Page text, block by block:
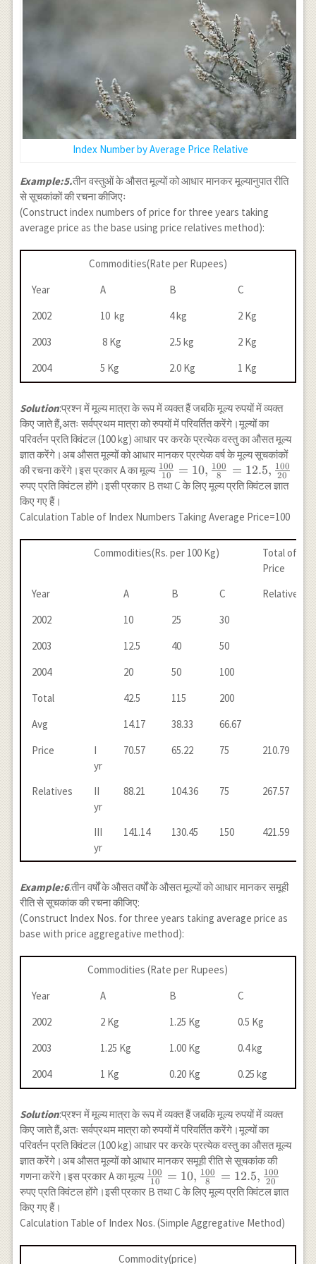
Index Number by Average Price Relative
Example:5.तीन वस्तुओं के औसत मूल्यों को आधार मानकर मूल्यानुपात रीति
से सूचकांकों की रचना कीजिएः
(Construct index numbers of price for three years taking
average price as the base using price relatives method):
Commodities(Rate per Rupees)
Year
A B
C
2002
10 kg 4 kg
2 Kg
2003
8 Kg 2.5 kg
2 Kg
2004
5 Kg 2.0 Kg 1 Kg
Solution:प्रश्न में मूल्य मात्रा के रूप में व्यक्त हैं जबकि मूल्य रुपयों में व्यक्त
किए जाते हैं,अतः सर्वप्रथम मात्रा को रुपयों में परिवर्तित करेंगे।मूल्यों का
परिवर्तन प्रति क्विंटल (100 kg) आधार पर करके प्रत्येक वस्तु का औसत मूल्य
ज्ञात करेंगे।अब औसत मूल्यों को आधार मानकर प्रत्येक वर्ष के मूल्य सूचकांकों
की रचना करेंगे।इस प्रकार A का मूल्य \frac{100}{10}
=10,\frac{100}
{20}
10
100 = 10, 8
100 = 12.5, 20
100
रुपए प्रति क्विंटल होंगे।इसी प्रकार B तथा C के लिए मूल्य प्रति क्विंटल ज्ञात
किए गए हैं।
Calculation Table of Index Numbers Taking Average Price=100
Commodities(Rs. per 100 Kg)
Total of
Price
Year
A B C
Relatives
2002
10 25
30
2003
12.5 40
50
2004
20 50
100
Total
42.5 115
200
Avg
14.17 38.33
66.67
Price
I
yr
70.57 65.22 75 210.79
Relatives
II
yr
88.21 104.36 75 267.57
III
yr
141.14 130.45 150 421.59
Example:6.तीन वर्षों के औसत वर्षों के औसत मूल्यों को आधार मानकर समूही
रीति से सूचकांक की रचना कीजिए:
(Construct Index Nos. for three years taking average price as
base with price aggregative method):
Commodities (Rate per Rupees)
Year
A B
C
2002
2 Kg 1.25 Kg
0.5 Kg
2003
1.25 Kg 1.00 Kg
0.4 kg
2004
1 Kg 0.20 Kg 0.25 kg
Solution:प्रश्न में मूल्य मात्रा के रूप में व्यक्त हैं जबकि मूल्य रुपयों में व्यक्त
किए जाते हैं,अतः सर्वप्रथम मात्रा को रुपयों में परिवर्तित करेंगे।मूल्यों का
परिवर्तन प्रति क्विंटल (100 kg) आधार पर करके प्रत्येक वस्तु का औसत मूल्य
ज्ञात करेंगे।अब औसत मूल्यों को आधार मानकर समूही रीति से सूचकांक की
गणना करेंगे।इस प्रकार A का मूल्य \frac{100}{10}
=10,\frac{100}
{20}
10
100 = 10, 8
100 = 12.5, 20
100
रुपए प्रति क्विंटल होंगे।इसी प्रकार B तथा C के लिए मूल्य प्रति क्विंटल ज्ञात
किए गए हैं।
Calculation Table of Index Nos. (Simple Aggregative Method)
Commodity(price)